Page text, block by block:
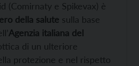
(Comirnaty e Spikevax) è
della salute sulla base
Agenzia italiana del
di un ulteriore
protezione e nel rispetto